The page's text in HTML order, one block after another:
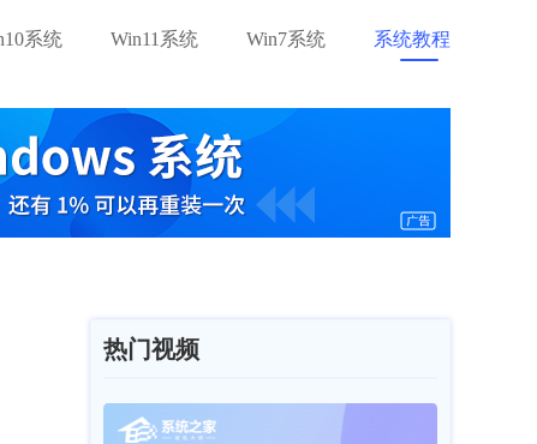
系统 Win11系统 Win7系统 系统教程
热门视频